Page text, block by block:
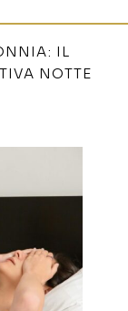
IL
NOTTE